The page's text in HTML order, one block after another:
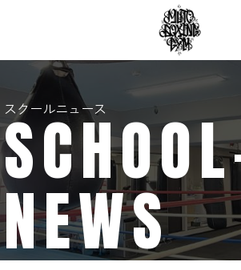
スクールニュース
NEWS